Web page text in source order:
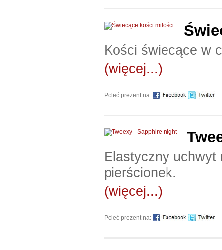
Kości świecące w
(więcej...)
Poleć prezent na:
Elastyczny uchwyt
pierścionek.
(więcej...)
Poleć prezent na: